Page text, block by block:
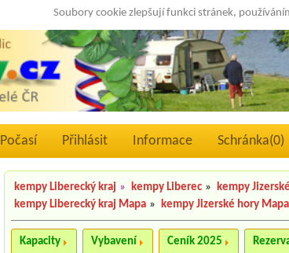
Soubory cookie zlepšují funkci stránek,
Počasí Přihlásit Informace Schránka(0)
kempy Liberecký kraj » kempy Liberec » kempy
kempy Liberecký kraj Mapa » kempy Jizerské hory Mapa
Kapacity Vybavení Ceník 2025